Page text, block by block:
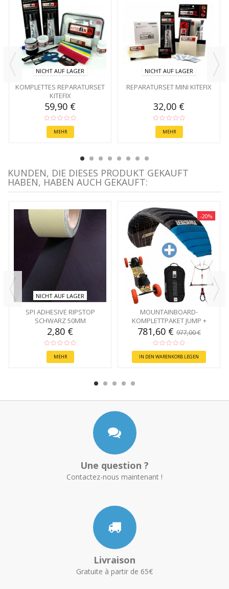
NICHT AUF LAGER
KOMPLETTES REPARATURSET
KITEFIX
59,90 €
MEHR
NICHT AUF LAGER
REPARATURSET MINI KITEFIX
32,00 €
MEHR
KUNDEN, DIE DIESES PRODUKT GEKAUFT
HABEN, HABEN AUCH GEKAUFT:
NICHT AUF LAGER
SPI ADHESIVE RIPSTOP
SCHWARZ 50MM
2,80 €
MEHR
-20%
MOUNTAINBOARD-
KOMPLETTPAKET JUMP +
781,60 €977,00 €
IN DEN WARENKORB LEGEN
Une question ?
Contactez-nous maintenant !
Livraison
Gratuite à partir de 65€